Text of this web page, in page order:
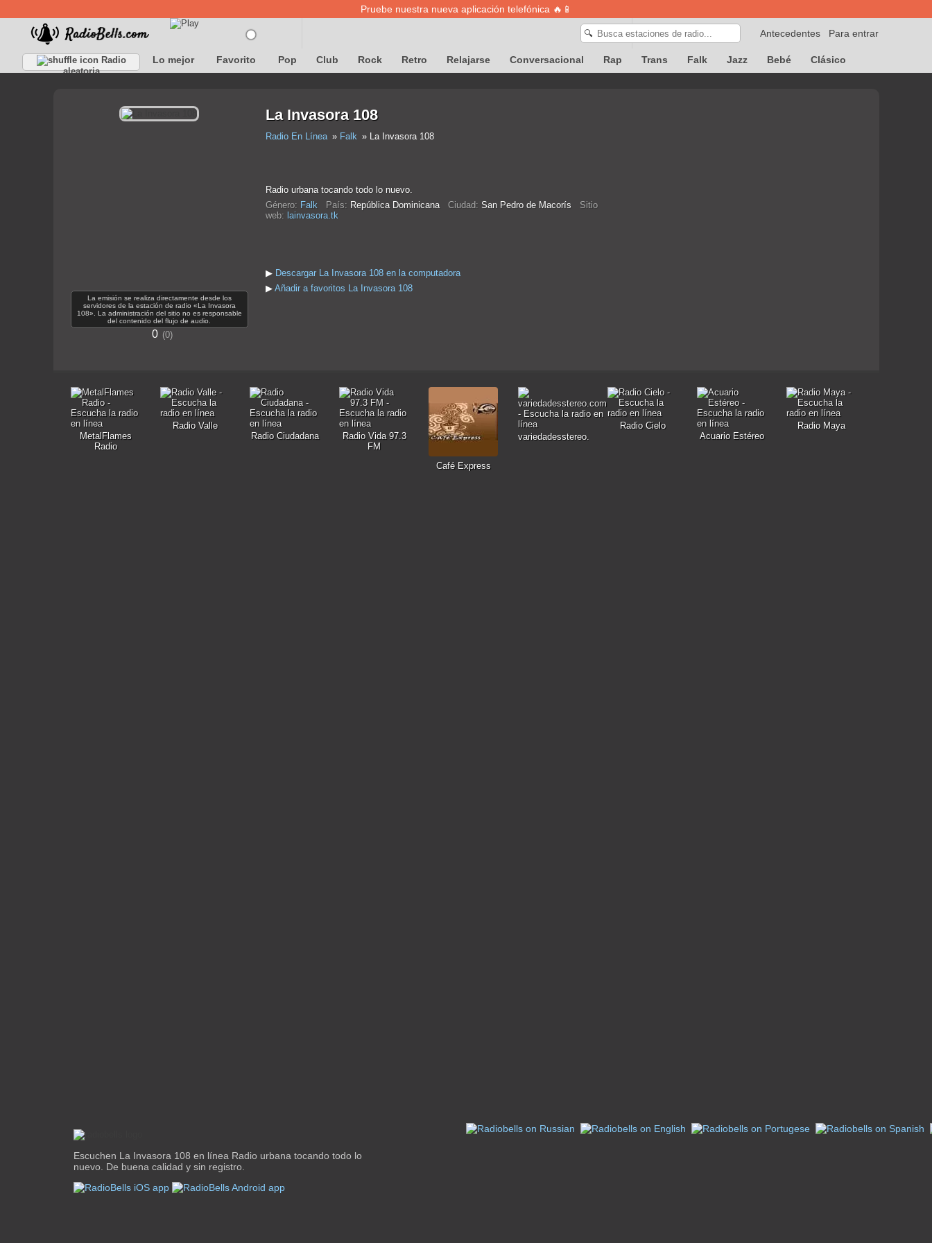
Pruebe nuestra nueva aplicación telefónica 🔥📱
Para entrar
Antecedentes
🔍
Radio
aleatoria
Lo mejor Favorito Pop Club Rock Retro Relajarse Conversacional Rap Trans Falk Jazz Bebé Clásico
La emisión se realiza directamente desde los
servidores de la estación de radio «La Invasora
108». La administración del sitio no es responsable
del contenido del flujo de audio.
0 0
La Invasora 108
Radio En Línea Falk La Invasora 108
Radio urbana tocando todo lo nuevo.
Género: Falk País: República Dominicana Ciudad: San Pedro de Macorís Sitio
web: lainvasora.tk
▶ Descargar La Invasora 108 en la computadora
▶ Añadir a favoritos La Invasora 108
MetalFlames
Radio
Radio Valle
Radio Ciudadana
Radio Vida 97.3
FM
Café Express
variedadesstereo.com
Radio Cielo
Acuario Estéreo
Radio Maya
Escuchen La Invasora 108 en línea Radio urbana tocando todo lo
nuevo. De buena calidad y sin registro.